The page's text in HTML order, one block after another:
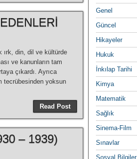
ırk, din, dil ve kültürde
ve kanunların tam
çıkardı. Ayrıca
tecrübesinden yoksun
Read Post
– 1939)
Genel
Güncel
Hikayeler
Hukuk
İnkılap Tarihi
Kimya
Matematik
Sağlık
Sinema-Film
Sınavlar
Sosyal Bilgiler